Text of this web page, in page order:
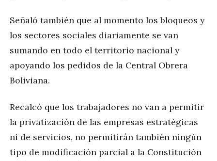
Señaló también que al momento los bloqueos y
los sectores sociales diariamente se van
sumando en todo el territorio nacional y
apoyando los pedidos de la Central Obrera
Boliviana.
Recalcó que los trabajadores no van a permitir
la privatización de las empresas estratégicas
ni de servicios, no permitirán también ningún
tipo de modificación parcial a la Constitución